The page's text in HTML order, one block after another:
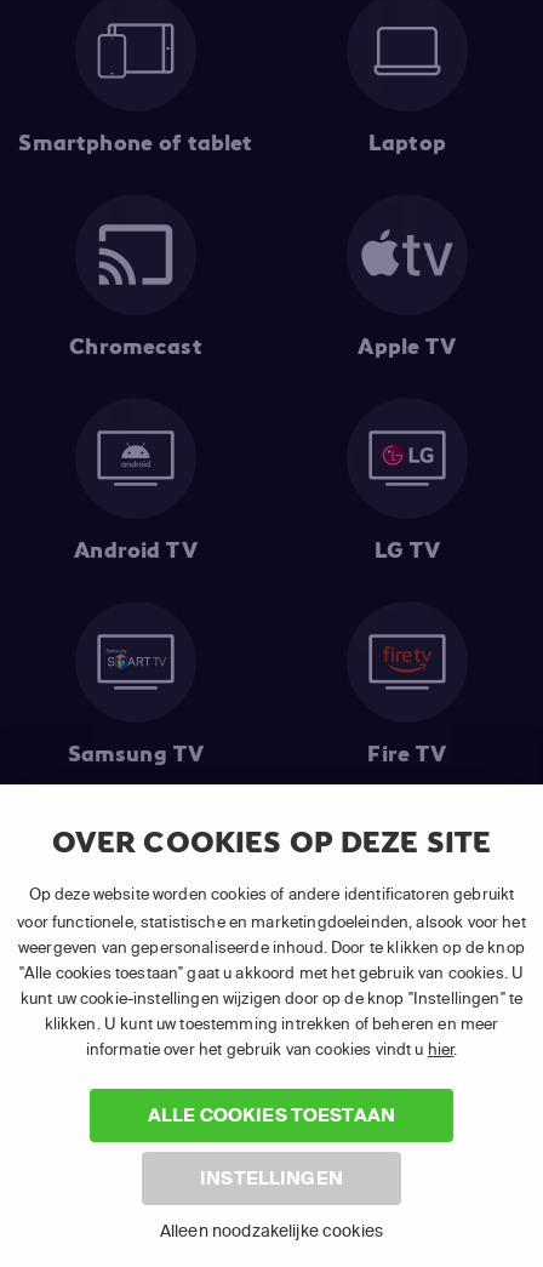
OVER COOKIES OP DEZE SITE
Op deze website worden cookies of andere identificatoren gebruikt
voor functionele, statistische en marketingdoeleinden, alsook voor het
weergeven van gepersonaliseerde inhoud. Door te klikken op de knop
"Alle cookies toestaan" gaat u akkoord met het gebruik van cookies. U
kunt uw cookie-instellingen wijzigen door op de knop "Instellingen" te
klikken. U kunt uw toestemming intrekken of beheren en meer
informatie over het gebruik van cookies vindt u hier.
ALLE COOKIES TOESTAAN
INSTELLINGEN
Alleen noodzakelijke cookies
Smartphone of tablet Laptop
Chromecast Apple TV
Android TV LG TV
Samsung TV Fire TV
(1) De eerste 30 dagen gratis: Geldig op alle nieuwe abonnementen
van APP TV Light, Basic of Plus.
(2) Prijs abonnement : Incl. BTW.
(3) Restart & Replayis beschikbaar voorvolgende zendersafhankelijk
van je gekozen pakket.
2026 Canal+ Luxembourg S. à r.l. - Alle rechten voorbehouden. TV
VLAANDEREN® is een merk gebruikt onder licentie door Canal+
Luxembourg S. à r.l. Maatschappelijke zetel: Rue Albert Borschette 4,
L-1246 Luxembourg R.C.S. Luxembourg : B 87.905